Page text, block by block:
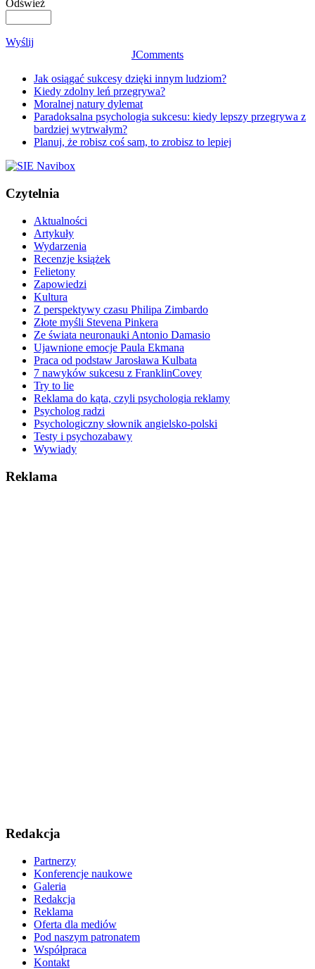
Odśwież
Wyślij
JComments
Jak osiągać sukcesy dzięki innym ludziom?
Kiedy zdolny leń przegrywa?
Moralnej natury dylemat
Paradoksalna psychologia sukcesu: kiedy lepszy przegrywa z
bardziej wytrwałym?
Planuj, że robisz coś sam, to zrobisz to lepiej
Czytelnia
Aktualności
Artykuły
Wydarzenia
Recenzje książek
Felietony
Zapowiedzi
Kultura
Z perspektywy czasu Philipa Zimbardo
Złote myśli Stevena Pinkera
Ze świata neuronauki Antonio Damasio
Ujawnione emocje Paula Ekmana
Praca od podstaw Jarosława Kulbata
7 nawyków sukcesu z FranklinCovey
Try to lie
Reklama do kąta, czyli psychologia reklamy
Psycholog radzi
Psychologiczny słownik angielsko-polski
Testy i psychozabawy
Wywiady
Reklama
Redakcja
Partnerzy
Konferencje naukowe
Galeria
Redakcja
Reklama
Oferta dla mediów
Pod naszym patronatem
Współpraca
Kontakt